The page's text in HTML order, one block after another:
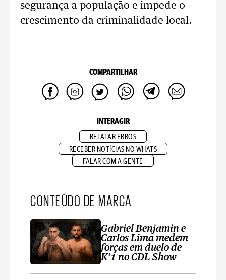
segurança a população e impede o
crescimento da criminalidade local.
COMPARTILHAR
INTERAGIR
RELATAR ERROS
RECEBER NOTÍCIAS NO WHATS
FALAR COM A GENTE
CONTEÚDO DE MARCA
Gabriel Benjamin e
Carlos Lima medem
forças em duelo de
K’1 no CDL Show